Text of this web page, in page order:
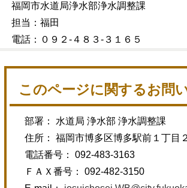
福岡市水道局浄水部浄水調整課
担当：福田
電話：０９２-４８３-３１６５
このページに関するお問
部署： 水道局 浄水部 浄水調整課
住所： 福岡市博多区博多駅前１丁目
電話番号： 092-483-3163
ＦＡＸ番号： 092-482-3150